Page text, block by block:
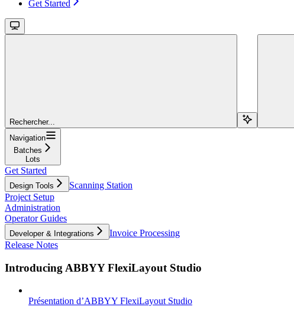
Get Started
Rechercher...
Navigation
Batches
Lots
Get Started
Design Tools
Scanning Station
Project Setup
Administration
Operator Guides
Developer & Integrations
Invoice Processing
Release Notes
Introducing ABBYY FlexiLayout Studio
Présentation d’ABBYY FlexiLayout Studio